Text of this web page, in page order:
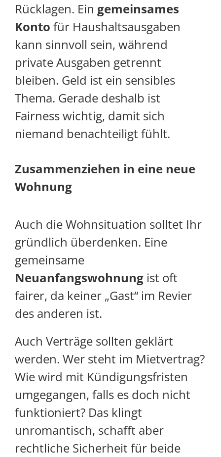
Rücklagen. Ein gemeinsames
Konto für Haushaltsausgaben
kann sinnvoll sein, während
private Ausgaben getrennt
bleiben. Geld ist ein sensibles
Thema. Gerade deshalb ist
Fairness wichtig, damit sich
niemand benachteiligt fühlt.
Zusammenziehen in eine neue
Wohnung
Auch die Wohnsituation solltet Ihr
gründlich überdenken. Eine
gemeinsame
Neuanfangswohnung ist oft
fairer, da keiner „Gast“ im Revier
des anderen ist.
Auch Verträge sollten geklärt
werden. Wer steht im Mietvertrag?
Wie wird mit Kündigungsfristen
umgegangen, falls es doch nicht
funktioniert? Das klingt
unromantisch, schafft aber
rechtliche Sicherheit für beide